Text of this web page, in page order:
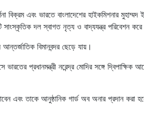
বিক্রম এবং ভারতে বাংলাদেশের হাইকমিশনার
সাংস্কৃতিক দল স্বাগত নৃত্য ও বাদ্যযন্ত্র পরিবেশন
বিমানবন্দর ছেড়ে যায়।
ভারতের প্রধানমন্ত্রী নরেন্দ্র মোদির সঙ্গে
এবং তাকে আনুষ্ঠানিক গার্ড অব অনার প্রদান করা